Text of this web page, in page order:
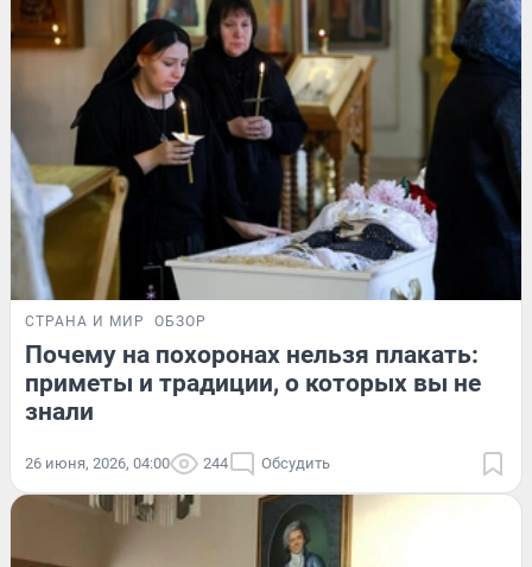
СТРАНА И МИР ОБЗОР
Почему на похоронах нельзя плакать:
приметы и традиции, о которых вы не
знали
26 июня, 2026, 04:00 244 Обсудить